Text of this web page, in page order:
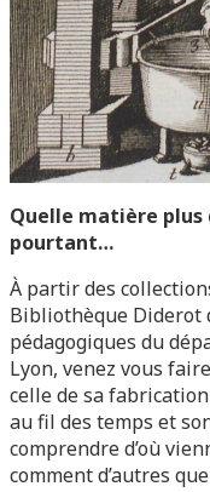
Quelle matière plus
pourtant…
À partir des
Bibliothèque Diderot
pédagogiques du
Lyon, venez vous
celle de sa
au fil des temps et
comprendre d’où
comment d’autres